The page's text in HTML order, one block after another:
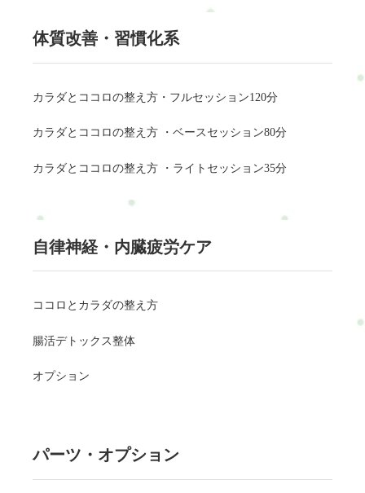
体質改善・習慣化系
カラダとココロの整え方・フルセッション120分
カラダとココロの整え方 ・ベースセッション80分
カラダとココロの整え方 ・ライトセッション35分
自律神経・内臓疲労ケア
ココロとカラダの整え方
腸活デトックス整体
オプション
パーツ・オプション